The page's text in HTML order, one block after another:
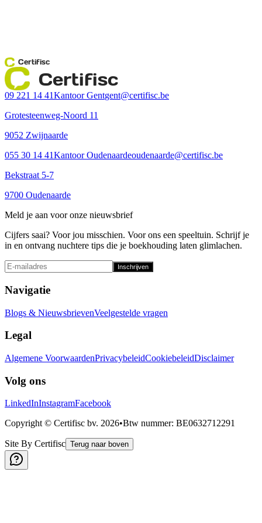
Certifisc
Certifisc
09 221 14 41Kantoor Gentgent@certifisc.be
Grotesteenweg-Noord 11
9052 Zwijnaarde
055 30 14 41Kantoor Oudenaardeoudenaarde@certifisc.be
Bekstraat 5-7
9700 Oudenaarde
Meld je aan voor onze nieuwsbrief
Cijfers saai? Voor jou misschien. Voor ons een speeltuin. Schrijf je
in en ontvang nuchtere tips die je boekhouding laten glimlachen.
Inschrijven
Navigatie
Blogs & NieuwsbrievenVeelgestelde vragen
Legal
Algemene VoorwaardenPrivacybeleidCookiebeleidDisclaimer
Volg ons
LinkedInInstagramFacebook
Copyright © Certifisc bv. 2026•Btw nummer: BE0632712291
Site By Certifisc Terug naar boven